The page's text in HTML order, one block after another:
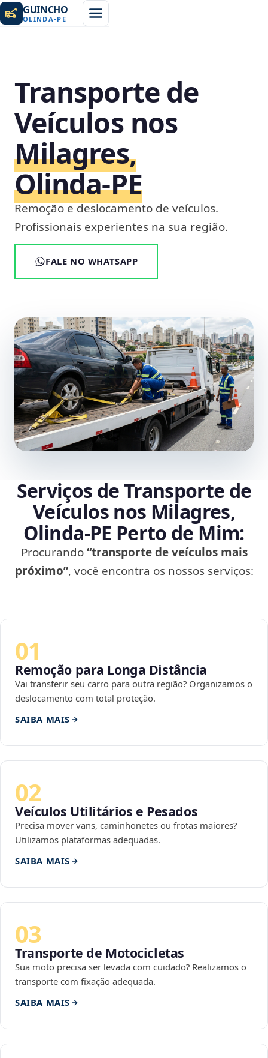
GUINCHO
OLINDA-PE
Transporte de
Veículos nos
Milagres,
Olinda‑PE
Remoção e deslocamento de veículos.
Profissionais experientes na sua região.
FALE NO WHATSAPP
Serviços de Transporte de
Veículos nos Milagres,
Olinda‑PE Perto de Mim:
Procurando“transporte de veículos mais
próximo”, você encontra os nossos serviços:
01
Remoção para Longa Distância
Vai transferir seu carro para outra região? Organizamos o
deslocamento com total proteção.
SAIBA MAIS
02
Veículos Utilitários e Pesados
Precisa mover vans, caminhonetes ou frotas maiores?
Utilizamos plataformas adequadas.
SAIBA MAIS
03
Transporte de Motocicletas
Sua moto precisa ser levada com cuidado? Realizamos o
transporte com fixação adequada.
SAIBA MAIS